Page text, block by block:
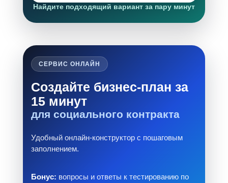
Найдите подходящий вариант за пару минут
СЕРВИС ОНЛАЙН
Создайте бизнес-план за
15 минут
для социального контракта
Удобный онлайн-конструктор с пошаговым
заполнением.
Бонус: вопросы и ответы к тестированию по